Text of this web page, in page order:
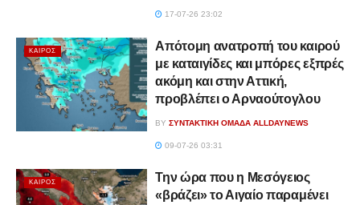
17-07-26 23:02
ΚΑΙΡΌΣ
Απότομη ανατροπή του καιρού
με καταιγίδες και μπόρες εξπρές
ακόμη και στην Αττική,
προβλέπει ο Αρναούτογλου
BY ΣΥΝΤΑΚΤΙΚΉ ΟΜΆΔΑ ALLDAYNEWS
09-07-26 03:31
ΚΑΙΡΌΣ
Την ώρα που η Μεσόγειος
«βράζει» το Αιγαίο παραμένει